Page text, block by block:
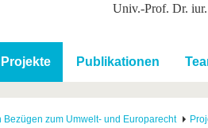
Vor dem Studium
Nach dem Studium
Univ.-Prof. Dr.
Projekte Publikationen
zum Umwelt- und Europarecht